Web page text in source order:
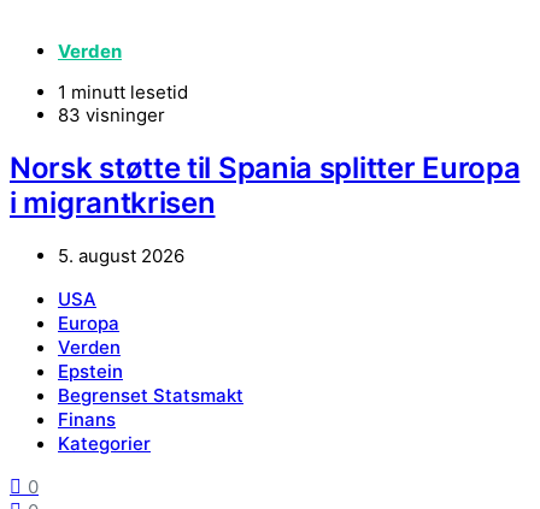
Verden
1 minutt lesetid
83 visninger
Norsk støtte til Spania splitter Europa
i migrantkrisen
5. august 2026
USA
Europa
Verden
Epstein
Begrenset Statsmakt
Finans
Kategorier
0